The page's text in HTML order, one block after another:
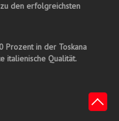
den erfolgreichsten
Prozent in der Toskana
italienische Qualität.